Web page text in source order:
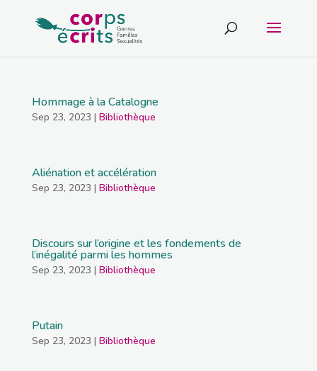
Hommage à la Catalogne
Sep 23, 2023 | Bibliothèque
Aliénation et accélération
Sep 23, 2023 | Bibliothèque
Discours sur l’origine et les fondements de
l’inégalité parmi les hommes
Sep 23, 2023 | Bibliothèque
Putain
Sep 23, 2023 | Bibliothèque